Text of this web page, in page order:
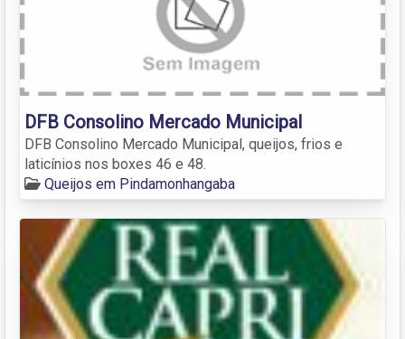
DFB Consolino Mercado Municipal
DFB Consolino Mercado Municipal, queijos, frios e
laticínios nos boxes 46 e 48.
Queijos em Pindamonhangaba